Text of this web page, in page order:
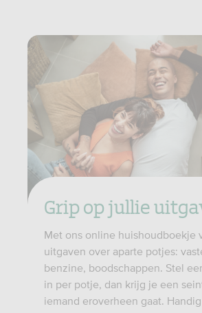
Grip op jullie
Met ons online huishoudboekje
uitgaven over aparte potjes:
benzine, boodschappen. Stel
in per potje, dan krijg je een
iemand eroverheen gaat.